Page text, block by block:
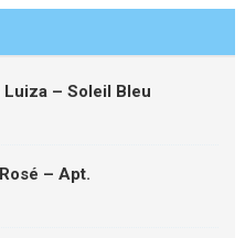
– Soleil Bleu
– Apt.